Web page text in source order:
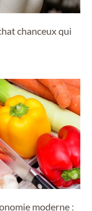
chanceux qui
moderne :